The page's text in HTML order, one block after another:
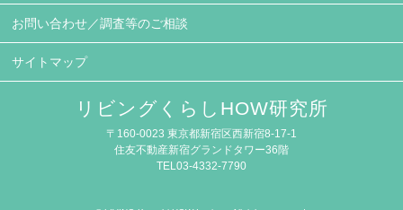
お問い合わせ／調査等のご相談
サイトマップ
リビングくらしHOW研究所
〒160-0023 東京都新宿区西新宿8-17-1
住友不動産新宿グランドタワー36階
TEL03-4332-7790